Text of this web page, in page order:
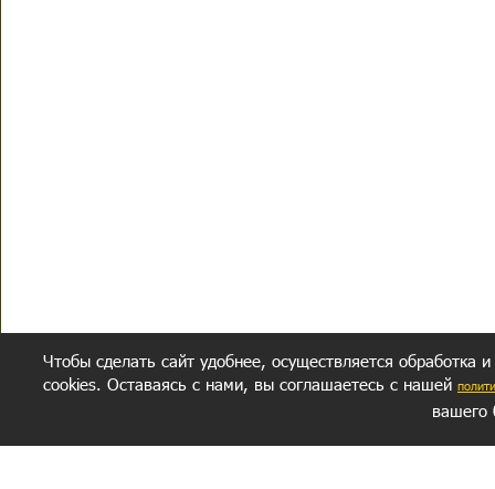
Чтобы сделать сайт удобнее, осуществляется обработка
cookies. Оставаясь с нами, вы соглашаетесь с нашей
вашего